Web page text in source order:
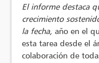
El informe destaca
crecimiento
la fecha, año en el
esta tarea desde el
colaboración de